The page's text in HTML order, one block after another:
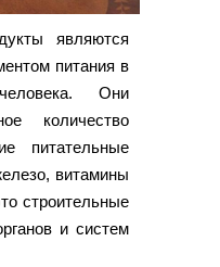
являются
питания в
Они
количество
питательные
витамины
строительные
и систем